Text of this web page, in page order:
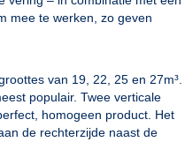
mee te werken, zo geven
van 19, 22, 25 en 27m³.
populair. Twee verticale
homogeen product. Het
de rechterzijde naast de